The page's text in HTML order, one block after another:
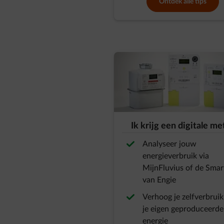
Ontdek alle tips
Ik krijg een digitale
Analyseer jouw
energieverbruik via
MijnFluvius of de
van Engie
Verhoog je
je eigen geproduceerde
energie